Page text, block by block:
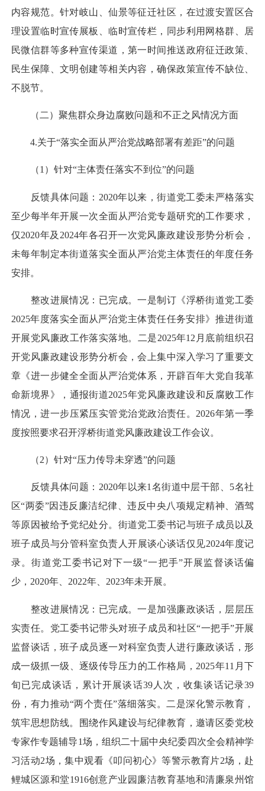
内容规范。针对岐山、仙景等征迁社区，在过渡安置区合
理设置临时宣传展板、临时宣传栏，同步利用网格群、居
民微信群等多种宣传渠道，第一时间推送政府征迁政策、
民生保障、文明创建等相关内容，确保政策宣传不缺位、
不脱节。
（二）聚焦群众身边腐败问题和不正之风情况方面
4.关于“落实全面从严治党战略部署有差距”的问题
（1）针对“主体责任落实不到位”的问题
反馈具体问题：2020年以来，街道党工委未严格落实
至少每半年开展一次全面从严治党专题研究的工作要求，
仅2020年及2024年各召开一次党风廉政建设形势分析会，
未每年制定本街道落实全面从严治党主体责任的年度任务
安排。
整改进展情况：已完成。一是制订《浮桥街道党工委
2025年度落实全面从严治党主体责任任务安排》推进街道
开展党风廉政工作落实落地。二是2025年12月底前组织召
开党风廉政建设形势分析会，会上集中深入学习了重要文
章《进一步健全全面从严治党体系，开辟百年大党自我革
命新境界》，通报街道2025年党风廉政建设和反腐败工作
情况，进一步压紧压实管党治党政治责任。2026年第一季
度按照要求召开浮桥街道党风廉政建设工作会议。
（2）针对“压力传导未穿透”的问题
反馈具体问题：2020年以来1名街道中层干部、5名社
区“两委”因违反廉洁纪律、违反中央八项规定精神、酒驾
等原因被给予党纪处分。街道党工委书记与班子成员以及
班子成员与分管科室负责人开展谈心谈话仅见2024年度记
录。街道党工委书记对下一级“一把手”开展监督谈话偏
少，2020年、2022年、2023年未开展。
整改进展情况：已完成。一是加强廉政谈话，层层压
实责任。党工委书记带头对班子成员和社区“一把手”开展
监督谈话，班子成员逐一对科室负责人进行廉政谈话，形
成一级抓一级、逐级传导压力的工作格局，2025年11月下
旬已完成谈话，累计开展谈话39人次，收集谈话记录39
份，有力推动“两个责任”落细落实。二是深化警示教育，
筑牢思想防线。围绕作风建设与纪律教育，邀请区委党校
专家作专题辅导1场，组织二十届中央纪委四次全会精神学
习活动2场，集中观看《叩问初心》等警示教育片2场，赴
鲤城区源和堂1916创意产业园廉洁教育基地和清廉泉州馆